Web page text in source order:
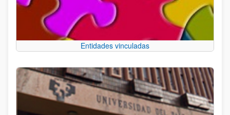
Entidades vinculadas